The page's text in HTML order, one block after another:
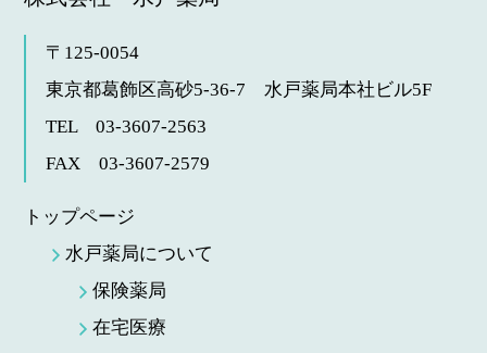
〒125-0054
東京都葛飾区高砂5-36-7水戸薬局本社ビル5F
TEL 03-3607-2563
FAX 03-3607-2579
トップページ
水戸薬局について
保険薬局
在宅医療